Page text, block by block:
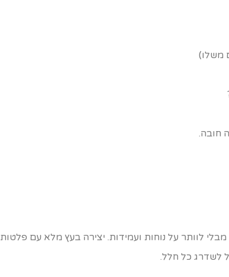
משלו)
חובה.
לוותר על נוחות ועמידות. יצירה בעץ מלא עם פלטות
לשדרג כל חלל.